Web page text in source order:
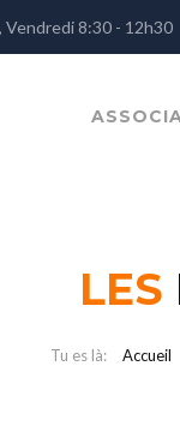
Vendredi 8:30 -
LES
Accueil